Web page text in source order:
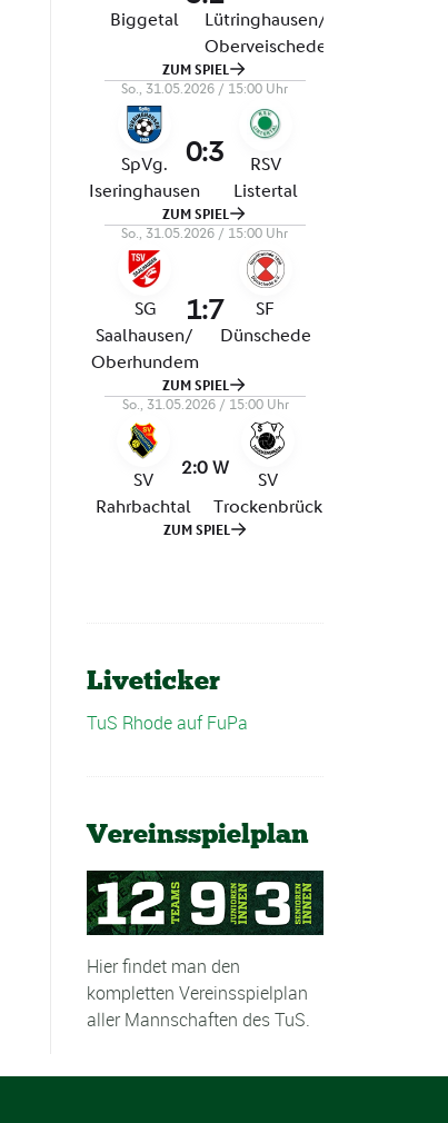
Liveticker
TuS Rhode auf FuPa
Vereinsspielplan
Hier findet man den
kompletten Vereinsspielplan
aller Mannschaften des TuS.